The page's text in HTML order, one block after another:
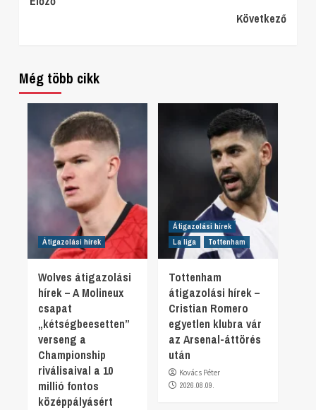
Következő
Még több cikk
Átigazolási hírek
Wolves átigazolási
hírek – A Molineux
csapat
„kétségbeesetten”
verseng a
Championship
riválisaival a 10
millió fontos
középpályásért
Átigazolási hírek
La liga
Tottenham
Tottenham
átigazolási hírek –
Cristian Romero
egyetlen klubra vár
az Arsenal-áttörés
után
Kovács Péter
2026.08.09.